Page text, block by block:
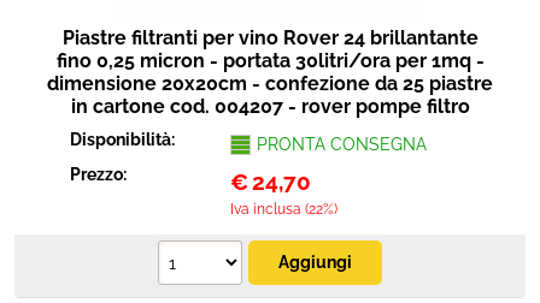
Piastre filtranti per vino Rover 24 brillantante
fino 0,25 micron - portata 30litri/ora per 1mq -
dimensione 20x20cm - confezione da 25 piastre
in cartone cod. 004207 - rover pompe filtro
Disponibilità:
PRONTA CONSEGNA
Prezzo:
€24,70
Iva inclusa (22%)